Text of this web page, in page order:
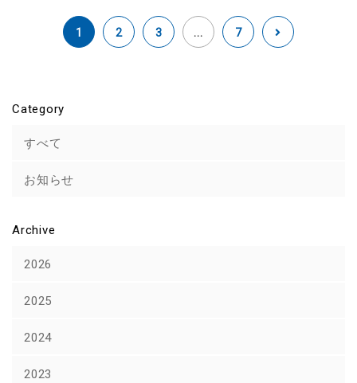
1 2 3 ... 7
Category
すべて
お知らせ
Archive
2026
2025
2024
2023